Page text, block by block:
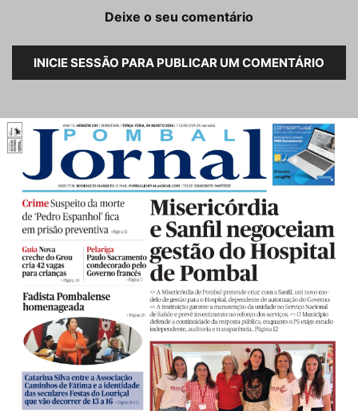
Deixe o seu comentário
INICIE SESSÃO PARA PUBLICAR UM COMENTÁRIO